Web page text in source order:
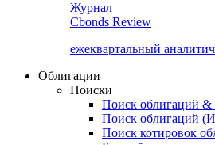
Журнал
Cbonds Review
ежеквартальный
Облигации
Поиски
Поиск облигаций
Поиск облигаций
Поиск котировок